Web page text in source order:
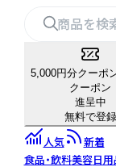
5,000円分クーポ
クーポン
進呈中
無料で登録
人気
新着
食品・飲料美容日用